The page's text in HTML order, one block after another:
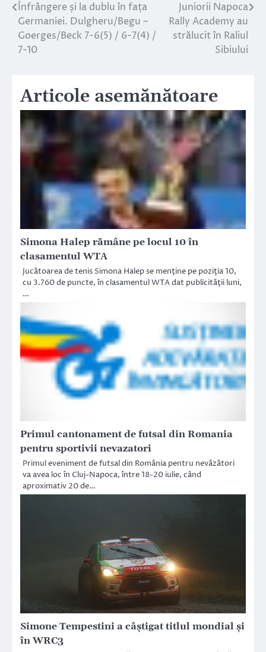
Navigare
în
articole
Înfrângere și la dublu în fața
Germaniei. Dulgheru/Begu –
Goerges/Beck 7-6(5) / 6-7(4) /
7-10
Juniorii Napoca
Rally Academy au
strălucit în Raliul
Sibiului
Articole asemănătoare
Simona Halep rămâne pe locul 10 în
clasamentul WTA
Jucătoarea de tenis Simona Halep se menţine pe poziţia 10,
cu 3.760 de puncte, în clasamentul WTA dat publicităţii luni,
…
Primul cantonament de futsal din Romania
pentru sportivii nevazatori
Primul eveniment de futsal din România pentru nevăzători
va avea loc în Cluj-Napoca, între 18-20 iulie, când
aproximativ 20 de…
Simone Tempestini a câștigat titlul mondial și
în WRC3